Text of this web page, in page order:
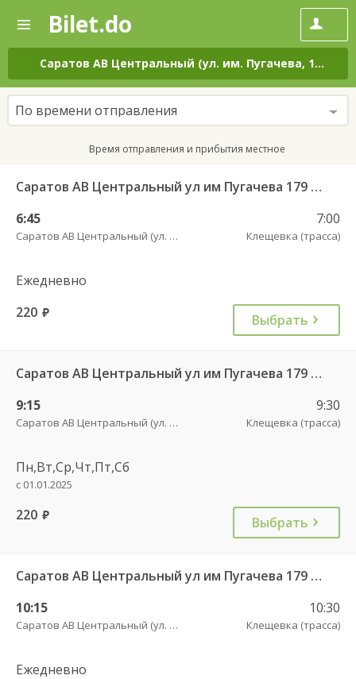
—
Поиск
и
покупка
билетов
на
автобус
онлайн
Bilet.do
Саратов АВ Центральный (ул. им. Пугачева, 179 А)
По времени отправления
Время отправления и прибытия местное
Саратов АВ Центральный ул им Пугачева 179 А — Новые Бурасы рп (ул Баумана 38Б)
6:45
Саратов АВ Центральный (ул. им. Пугачева, 179 А)
7:00
Клещевка (трасса)
Ежедневно
220 руб. Выбрать
Саратов АВ Центральный ул им Пугачева 179 А — Новые Бурасы рп (ул Баумана 38Б)
9:15
Саратов АВ Центральный (ул. им. Пугачева, 179 А)
9:30
Клещевка (трасса)
Пн,Вт,Ср,Чт,Пт,Сб
с 01.01.2025
220 руб. Выбрать
Саратов АВ Центральный ул им Пугачева 179 А — Новые Бурасы рп (ул Баумана 38Б)
10:15
Саратов АВ Центральный (ул. им. Пугачева, 179 А)
10:30
Клещевка (трасса)
Ежедневно